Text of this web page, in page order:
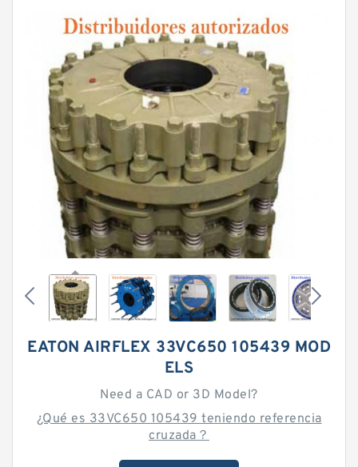
EATON AIRFLEX 33VC650 105439 MOD
ELS
Need a CAD or 3D Model?
¿Qué es 33VC650 105439 teniendo referencia
cruzada？